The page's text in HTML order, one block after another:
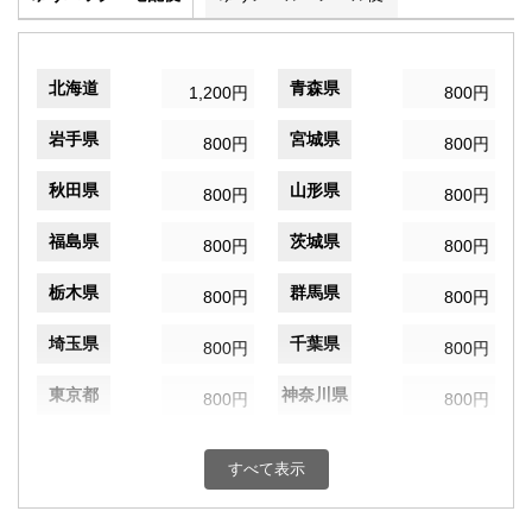
北海道 1,200円 青森県 800円
岩手県 800円 宮城県 800円
秋田県 800円 山形県 800円
福島県 800円 茨城県 800円
栃木県 800円 群馬県 800円
埼玉県 800円 千葉県 800円
東京都 800円 神奈川県 800円
800円 富山県
すべて表示